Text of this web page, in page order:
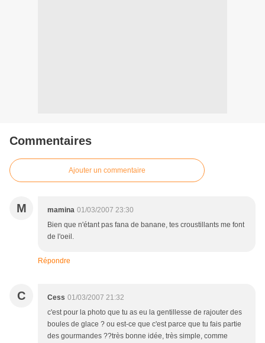
Commentaires
Ajouter un commentaire
M mamina 01/03/2007 23:30
Bien que n'étant pas fana de banane, tes croustillants me font
de l'oeil.
Répondre
C Cess 01/03/2007 21:32
c'est pour la photo que tu as eu la gentillesse de rajouter des
boules de glace ? ou est-ce que c'est parce que tu fais partie
des gourmandes ??très bonne idée, très simple, comme